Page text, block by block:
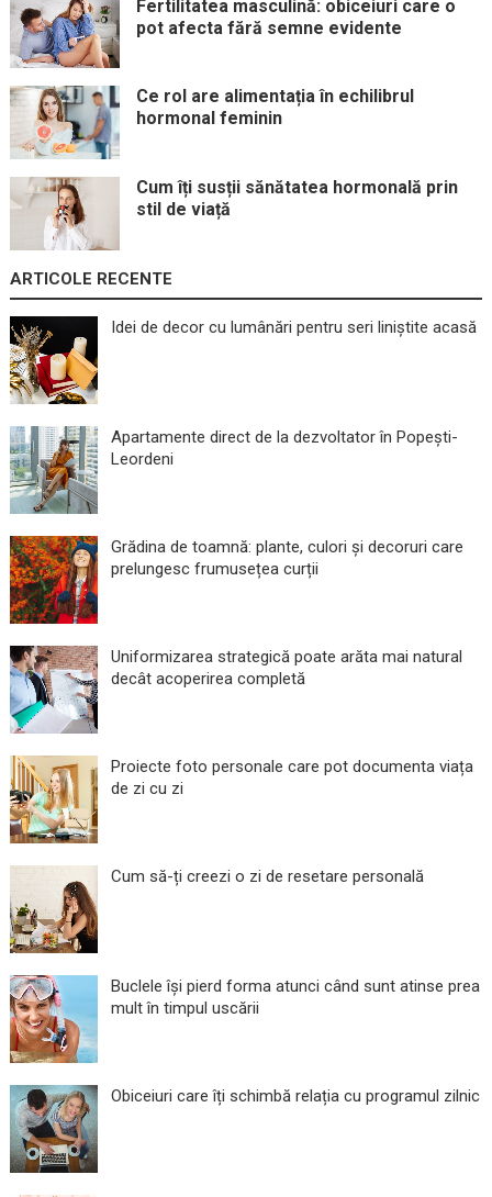
Fertilitatea masculină: obiceiuri care o
pot afecta fără semne evidente
Ce rol are alimentația în echilibrul
hormonal feminin
Cum îți susții sănătatea hormonală prin
stil de viață
ARTICOLE RECENTE
Idei de decor cu lumânări pentru seri liniștite acasă
Apartamente direct de la dezvoltator în Popești-
Leordeni
Grădina de toamnă: plante, culori și decoruri care
prelungesc frumusețea curții
Uniformizarea strategică poate arăta mai natural
decât acoperirea completă
Proiecte foto personale care pot documenta viața
de zi cu zi
Cum să-ți creezi o zi de resetare personală
Buclele își pierd forma atunci când sunt atinse prea
mult în timpul uscării
Obiceiuri care îți schimbă relația cu programul zilnic